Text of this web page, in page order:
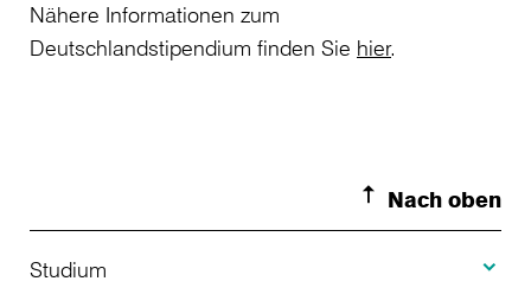
Nähere Informationen zum
Deutschlandstipendium finden Sie hier.
Nach oben
Studium